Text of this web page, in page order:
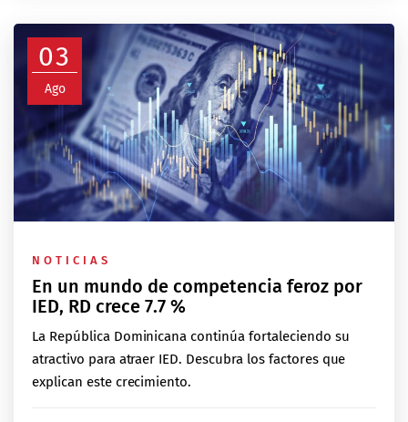
03
Ago
NOTICIAS
En un mundo de competencia feroz por
IED, RD crece 7.7 %
La República Dominicana continúa fortaleciendo su
atractivo para atraer IED. Descubra los factores que
explican este crecimiento.